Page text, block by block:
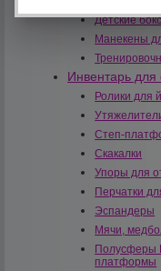
Детские
Манекены
Инвентарь для
Ролики для
Степ-
Скакалки
Упоры для
Перчатки
Эспандеры
Мячи,
Полусферы
платформы